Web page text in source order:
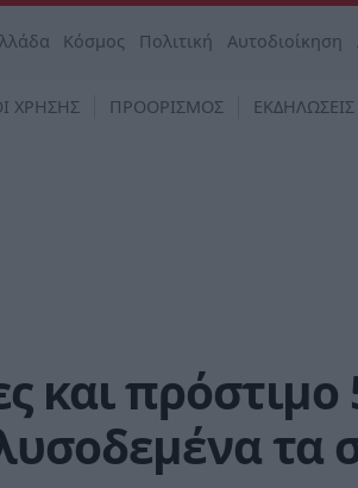
Κόσμος Πολιτική Αυτοδιοίκηση
ΧΡΗΣΗΣ ΠΡΟΟΡΙΣΜΟΣ ΕΚΔΗΛΩΣΕΙΣ
και
τα